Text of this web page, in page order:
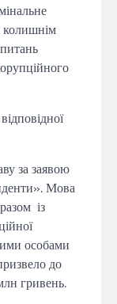
за заявою
Мова
із
особами
до
гривень.